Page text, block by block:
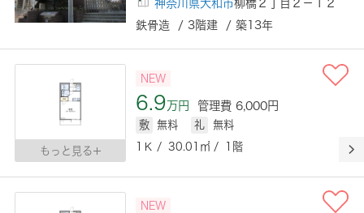
神奈川県大和市柳橋２丁目２－１２
鉄骨造 / 3階建 / 築13年
もっと見る
NEW
6.9万円 管理費 6,000円
敷 無料 礼
無料
1Ｋ / 30.01㎡ / 1階
NEW